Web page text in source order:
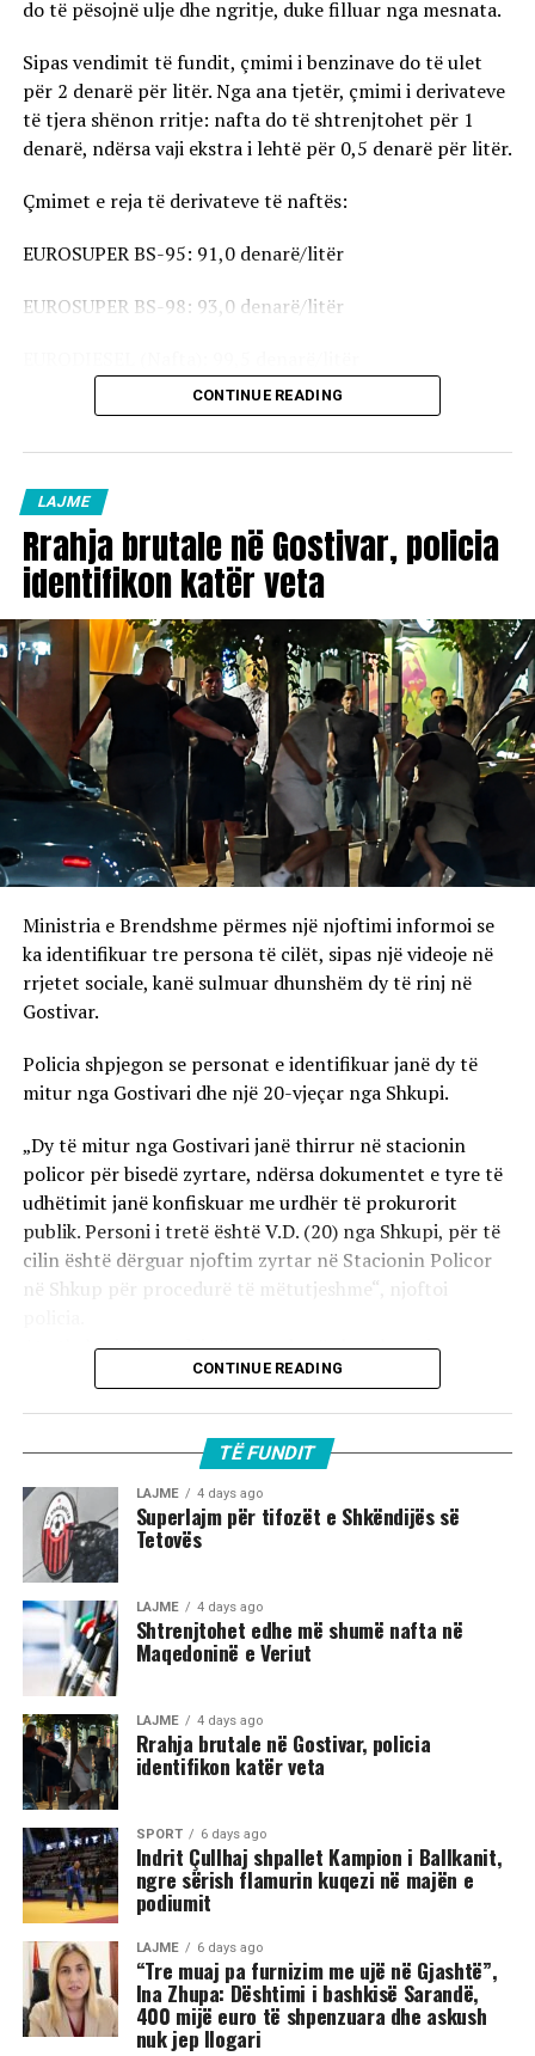
do të pësojnë ulje dhe ngritje, duke filluar nga mesnata.
Sipas vendimit të fundit, çmimi i benzinave do të ulet
për 2 denarë për litër. Nga ana tjetër, çmimi i derivateve
të tjera shënon rritje: nafta do të shtrenjtohet për 1
denarë, ndërsa vaji ekstra i lehtë për 0,5 denarë për litër.
Çmimet e reja të derivateve të naftës:
EUROSUPER BS-95: 91,0 denarë/litër
EUROSUPER BS-98: 93,0 denarë/litër
Vaji ekstra i lehtë (EL-1): 98,5 denarë/litër
vlejnë në të gjitha pikat e karburanteve në vend.
CONTINUE READING
LAJME
Rrahja brutale në Gostivar, policia
identifikon katër veta
Ministria e Brendshme përmes një njoftimi informoi se
ka identifikuar tre persona të cilët, sipas një videoje në
rrjetet sociale, kanë sulmuar dhunshëm dy të rinj në
Gostivar.
Policia shpjegon se personat e identifikuar janë dy të
mitur nga Gostivari dhe një 20-vjeçar nga Shkupi.
„Dy të mitur nga Gostivari janë thirrur në stacionin
policor për bisedë zyrtare, ndërsa dokumentet e tyre të
udhëtimit janë konfiskuar me urdhër të prokurorit
publik. Personi i tretë është V.D. (20) nga Shkupi, për të
cilin është dërguar njoftim zyrtar në Stacionin Policor
në Shkup për procedurë të mëtutjeshme“, njoftoi
Ata theksojnë se ndaj të treve do të zbatohet një
procedurë e përshpejtuar para gjykatës sapo të
autoriteteve, sulmi ka ndodhur në orët e para të
mëngjesit të 2 gushtit në rrugën „Borçe Jovanoski“, ku
dy të rinj janë goditur me mjete dhe shkopinj druri.
Në rrjetet sociale u shfaq një video-incizim shqetësues
nga Gostivari, në të cilin shfaqet një përleshje e ashpër
fizike mes një grupi më të madh të rinjsh.
Sipas informacioneve të publikuara, gjatë rrahjes, njëri
nga djemtë është goditur në pjesën e kokës, pas së cilës
ka rënë në tokë dhe ka mbetur i palëvizshëm.
Përkundër faktit se po shtrihej në rrugë, në incizim
shihet se sulmi ka vazhduar me goditje të shumta ndaj
trupit të tij, gjë që ka shkaktuar reagime dhe dënime të
ashpra në rrjetet sociale.(INA)
CONTINUE READING
TË FUNDIT
LAJME 4 days ago
Superlajm për tifozët e Shkëndijës së
Tetovës
LAJME 4 days ago
Shtrenjtohet edhe më shumë nafta në
Maqedoninë e Veriut
LAJME 4 days ago
Rrahja brutale në Gostivar, policia
identifikon katër veta
SPORT 6 days ago
Indrit Çullhaj shpallet Kampion i Ballkanit,
ngre sërish flamurin kuqezi në majën e
podiumit
LAJME 6 days ago
“Tre muaj pa furnizim me ujë në Gjashtë”,
Ina Zhupa: Dështimi i bashkisë Sarandë,
400 mijë euro të shpenzuara dhe askush
nuk jep llogari